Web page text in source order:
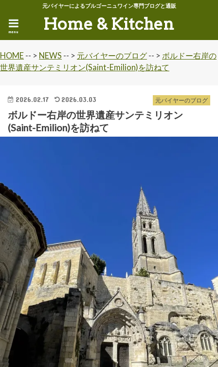
元バイヤーによるブルゴーニュワイン専門ブログと通販
Home & Kitchen
menu
HOME -- > NEWS -- > 元バイヤーのブログ -- > ボルドー右岸の
世界遺産サンテミリオン(Saint-Emilion)を訪ねて
元バイヤーのブログ
2026.02.17 2026.03.03
ボルドー右岸の世界遺産サンテミリオン
(Saint-Emilion)を訪ねて